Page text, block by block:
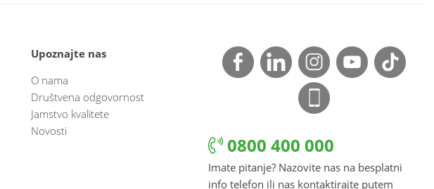
Upoznajte nas
O nama
Društvena odgovornost
Jamstvo kvalitete
Novosti
0800 400 000
Imate pitanje? Nazovite nas na besplatni
info telefon ili nas kontaktirajte putem